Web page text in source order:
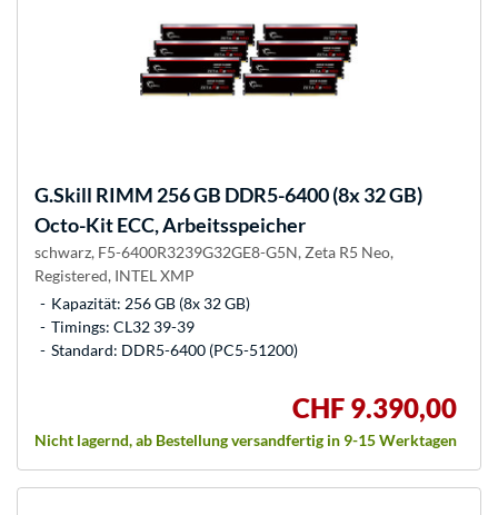
G.Skill RIMM 256 GB DDR5-6400 (8x 32 GB)
Octo-Kit ECC, Arbeitsspeicher
schwarz, F5-6400R3239G32GE8-G5N, Zeta R5 Neo,
Registered, INTEL XMP
Kapazität: 256 GB (8x 32 GB)
Timings: CL32 39-39
Standard: DDR5-6400 (PC5-51200)
CHF 9.390,00
Nicht lagernd, ab Bestellung versandfertig in 9-15 Werktagen